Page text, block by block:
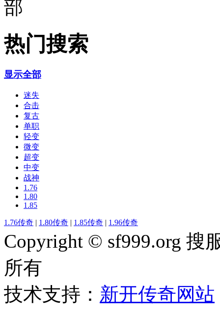
热门搜索
显示全部
迷失
合击
复古
单职
轻变
微变
超变
中变
战神
1.76
1.80
1.85
1.76传奇 | 1.80传奇 | 1.85传奇 | 1.96传奇
Copyright © sf999.org 搜
所有
技术支持： 新开传奇网站